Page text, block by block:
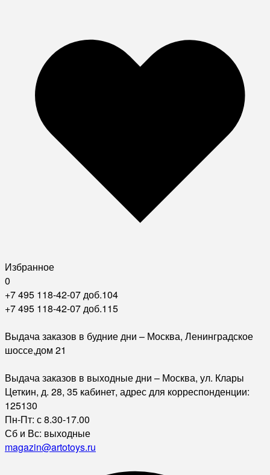
Избранное
0
+7 495 118-42-07 доб.104
+7 495 118-42-07 доб.115
Выдача заказов в будние дни – Москва, Ленинградское
шоссе,дом 21
Выдача заказов в выходные дни – Москва, ул. Клары
Цеткин, д. 28, 35 кабинет, адрес для корреспонденции:
125130
Пн-Пт: с 8.30-17.00
Сб и Вс: выходные
magazin@artotoys.ru